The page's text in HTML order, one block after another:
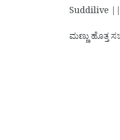
Suddilive
ಮಣ್ಣು ಹೊತ್ತ